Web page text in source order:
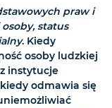
praw i
status
. Kiedy
osoby ludzkiej
instytucje
odmawia się